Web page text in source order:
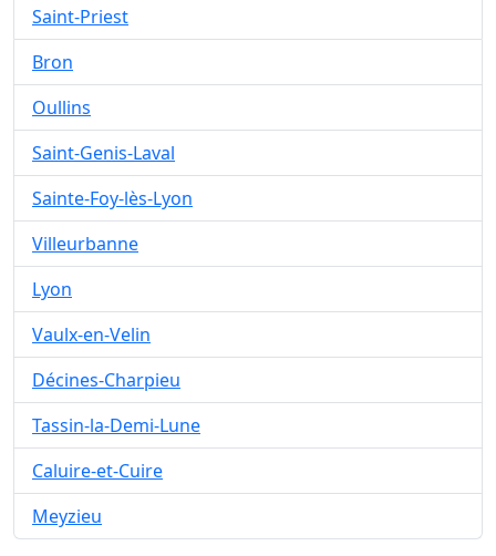
Saint-Priest
Bron
Oullins
Saint-Genis-Laval
Sainte-Foy-lès-Lyon
Villeurbanne
Lyon
Vaulx-en-Velin
Décines-Charpieu
Tassin-la-Demi-Lune
Caluire-et-Cuire
Meyzieu